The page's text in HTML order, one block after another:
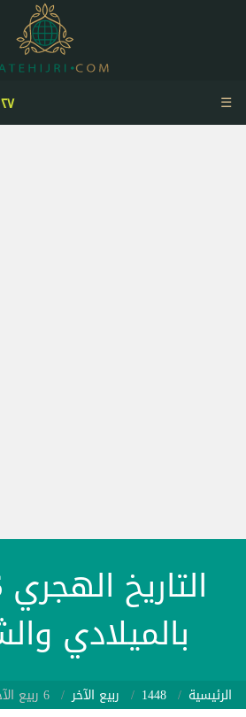
☰
بالميلادي
الرئيسية 1448 ربيع الآخر 6 ربيع الآخر